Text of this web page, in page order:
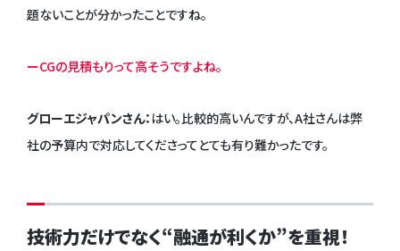
題ないことが分かったことですね。
ーCGの見積もりって高そうですよね。
グローエジャパンさん：はい。比較的高いんですが、A社さんは弊
社の予算内で対応してくださってとても有り難かったです。
技術力だけでなく“融通が利くか”を重視！